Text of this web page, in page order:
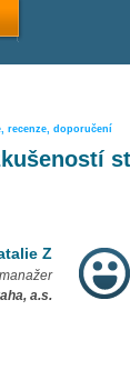
recenze, doporučení
Z
manažer
a.s.